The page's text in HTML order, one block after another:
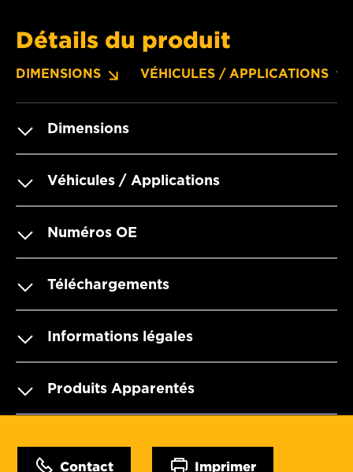
Détails du produit
DIMENSIONS VÉHICULES / APPLICATIONS
Dimensions
Véhicules / Applications
Numéros OE
Téléchargements
Informations légales
Produits Apparentés
Contact Imprimer